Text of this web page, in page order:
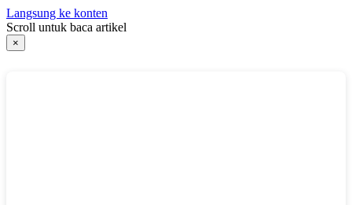
Langsung ke konten
Scroll untuk baca artikel
×